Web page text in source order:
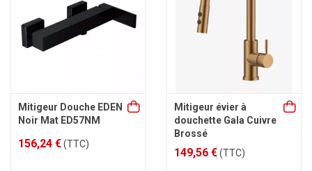
Mitigeur Douche EDEN
Noir Mat ED57NM
156,24 €(TTC)
Mitigeur évier à
douchette Gala Cuivre
Brossé
149,56 €(TTC)